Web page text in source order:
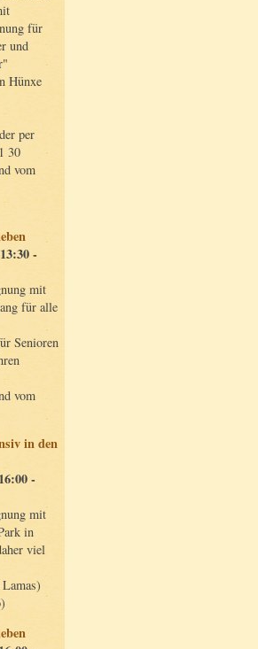
für
und
Hünxe
per
30
vom
-
mit
für alle
Senioren
vom
in den
-
mit
in
viel